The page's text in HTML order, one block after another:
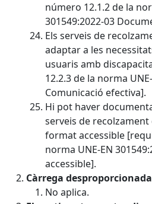
número 12.1.2 de la
301549:2022-03
Els serveis de
adaptar a les
usuaris amb
12.2.3 de la norma
Comunicació efectiva].
Hi pot haver
serveis de
format accessible
norma UNE-EN
accessible].
Càrrega desproporcionada
No aplica.